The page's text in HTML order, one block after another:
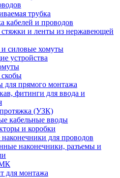
трубка
кабелей и проводов
и ленты из нержавеющей
силовые хомуты
устройства
для прямого монтажа
фитинги для ввода и
(УЗК)
кабельные вводы
и коробки
для проводов
наконечники, разъемы и
для монтажа